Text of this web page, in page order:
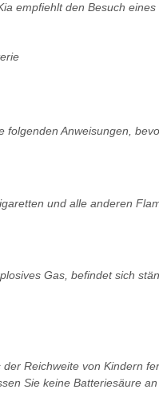
empfiehlt den Besuch
folgenden Anweisungen,
und alle anderen
Gas, befindet sich
Reichweite von Kindern
Sie keine Batteriesäure